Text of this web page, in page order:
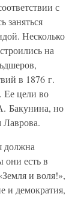
с
заняться
Несколько
на
в 1876 г.
Ее цели во
Бакунина, но
Лаврова.
должна
они есть в
и воля!»,
и демократия,